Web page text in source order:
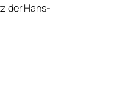
der Hans-